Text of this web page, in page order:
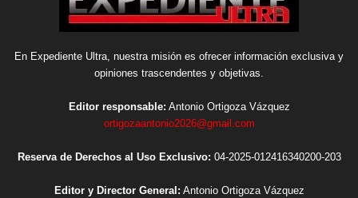
En Expediente Ultra, nuestra misión es ofrecer información exclusiva y
opiniones trascendentes y objetivas.
Editor responsable: Antonio Ortigoza Vázquez
ortigozaantonio2026@gmail.com
Reserva de Derechos al Uso Exclusivo: 04-2025-012416340200-203
Editor y Director General: Antonio Ortigoza Vázquez